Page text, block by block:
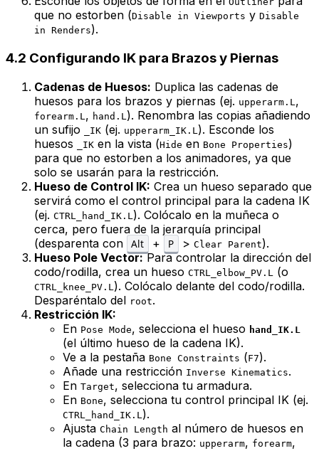
que no estorben (Disable in Viewports y Disable
in Renders).
4.2 Configurando IK para Brazos y Piernas
Cadenas de Huesos: Duplica las cadenas de
huesos para los brazos y piernas (ej. upperarm.L ,
forearm.L , hand.L ). Renombra las copias añadiendo
un sufijo
_IK (ej. upperarm_IK.L ). Esconde los
huesos
_IK en la vista (Hide en Bone Properties)
para que no estorben a los animadores, ya que
solo se usarán para la restricción.
Hueso de Control IK: Crea un hueso separado que
servirá como el control principal para la cadena IK
(ej. CTRL_hand_IK.L ). Colócalo en la muñeca o
cerca, pero fuera de la jerarquía principal
(desparenta con
Alt + P > Clear Parent).
Hueso Pole Vector:Para controlar la dirección del
codo/rodilla, crea un hueso CTRL_elbow_PV.L (o
CTRL_knee_PV.L ). Colócalo delante del codo/rodilla.
Desparéntalo del root.
Restricción IK:
En Pose Mode, selecciona el hueso hand_IK.L
(el último hueso de la cadena IK).
Ve a la pestaña Bone Constraints (F7).
Añade una restricción Inverse Kinematics.
En Target, selecciona tu armadura.
En Bone, selecciona tu control principal IK (ej.
CTRL_hand_IK.L ).
Ajusta Chain Length al número de huesos en
la cadena (3 para brazo: upperarm, forearm,